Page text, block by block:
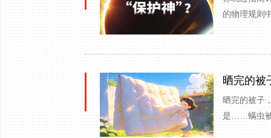
的物理规则
晒完的
晒完的被子
是……螨虫